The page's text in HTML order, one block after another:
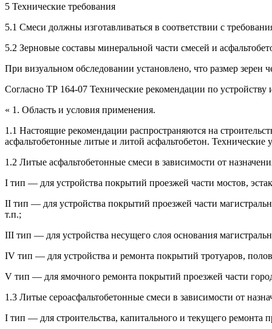
5 Технические требования
5.1 Смеси должны изготавливаться в соответствии с
5.2 Зерновые составы минеральной части смесей и
При визуальном обследовании установлено, что размер зерен
Согласно ТР 164-07 Технические рекомендации по
« 1. Область и условия применения.
1.1 Настоящие рекомендации распространяются на
асфальтобетонные литые и литой асфальтобетон.
1.2 Литые асфальтобетонные смеси в зависимости от
I тип — для устройства покрытий проезжей части мостов,
II тип — для устройства покрытий проезжей части
т.п.;
III тип — для устройства несущего слоя основания
IV тип — для устройства и ремонта покрытий тротуаров,
V тип — для ямочного ремонта покрытий проезжей части
1.3 Литые сероасфальтобетонные смеси в зависимости от
I тип — для строительства, капитального и текущего ремонта